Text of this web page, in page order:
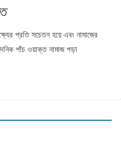
প্রতি সচেতন হয়ে এবং নামাজের
পাঁচ ওয়াক্ত নামাজ পড়া